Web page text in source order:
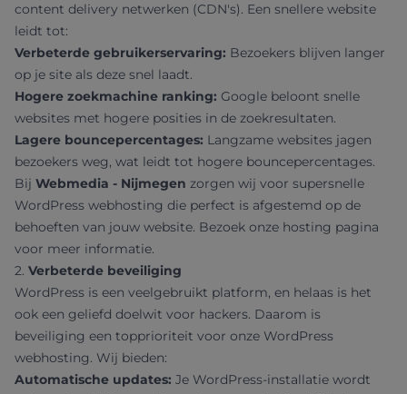
content delivery netwerken (CDN's). Een snellere website
leidt tot:
Verbeterde gebruikerservaring: Bezoekers blijven langer
op je site als deze snel laadt.
Hogere zoekmachine ranking: Google beloont snelle
websites met hogere posities in de zoekresultaten.
Lagere bouncepercentages: Langzame websites jagen
bezoekers weg, wat leidt tot hogere bouncepercentages.
Bij Webmedia - Nijmegen zorgen wij voor supersnelle
WordPress webhosting die perfect is afgestemd op de
behoeften van jouw website. Bezoek onze hosting pagina
voor meer informatie.
2. Verbeterde beveiliging
WordPress is een veelgebruikt platform, en helaas is het
ook een geliefd doelwit voor hackers. Daarom is
beveiliging een topprioriteit voor onze WordPress
webhosting. Wij bieden:
Automatische updates: Je WordPress-installatie wordt